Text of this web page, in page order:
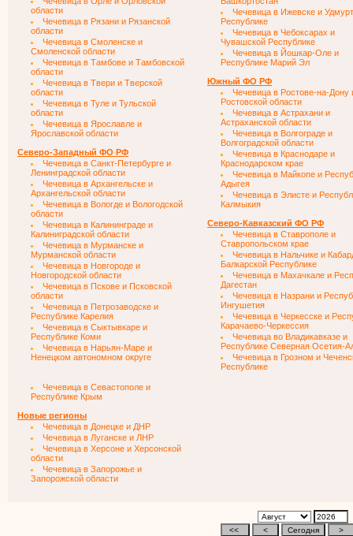
области
Чечевица в Рязани и Рязанской
области
Чечевица в Смоленске и
Смоленской области
Чечевица в Тамбове и Тамбовской
области
Чечевица в Твери и Тверской
области
Чечевица в Туле и Тульской
области
Чечевица в Ярославле и
Ярославской области
Северо-Западный ФО РФ
Чечевица в Санкт-Петербурге и
Ленинградской области
Чечевица в Архангельске и
Архангельской области
Чечевица в Вологде и Вологодской
области
Чечевица в Калининграде и
Калиниградской области
Чечевица в Мурманске и
Мурманской области
Чечевица в Новгороде и
Новгородской области
Чечевица в Пскове и Псковской
области
Чечевица в Петрозаводске и
Республике Карелия
Чечевица в Сыктывкаре и
Республике Коми
Чечевица в Нарьян-Маре и
Ненецком автономном округе
Чечевица в Севастополе и
Республике Крым
Новые регионы
Чечевица в Донецке и ДНР
Чечевица в Луганске и ЛНР
Чечевица в Херсоне и Херсонской
области
Чечевица в Запорожье и
Запорожской области
Чечевица в Ижевске и
Республике
Чечевица в Чебоксарах и
Чувашской Республике
Чечевица в Йошкар-Оле и
Республике Марий Эл
Южный ФО РФ
Чечевица в Ростове-на-Дону
Ростовской области
Чечевица в Астрахани и
Астраханской области
Чечевица в Волгограде и
Волгоградской области
Чечевица в Краснодаре и
Краснодарском крае
Чечевица в Майкопе и
Адыгея
Чечевица в Элисте и
Калмыкия
Северо-Кавказский ФО РФ
Чечевица в Ставрополе и
Ставропольском крае
Чечевица в Нальчике и
Балкарской Республике
Чечевица в Махачкале и
Дагестан
Чечевица в Назрани и
Ингушетия
Чечевица в Черкесске и
Карачаево-Черкессия
Чечевица во Владикавказе и
Республике Северная Осетия-
Чечевица в Грозном и
Республике